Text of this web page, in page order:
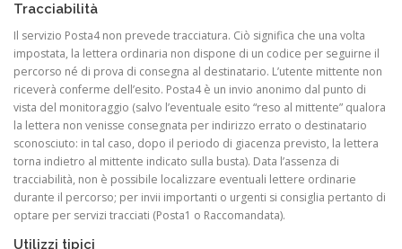
Tracciabilità
Il servizio Posta4 non prevede tracciatura. Ciò significa che una volta
impostata, la lettera ordinaria non dispone di un codice per seguirne il
percorso né di prova di consegna al destinatario. L’utente mittente non
riceverà conferme dell’esito. Posta4 è un invio anonimo dal punto di
vista del monitoraggio (salvo l’eventuale esito “reso al mittente” qualora
la lettera non venisse consegnata per indirizzo errato o destinatario
sconosciuto: in tal caso, dopo il periodo di giacenza previsto, la lettera
torna indietro al mittente indicato sulla busta). Data l’assenza di
tracciabilità, non è possibile localizzare eventuali lettere ordinarie
durante il percorso; per invii importanti o urgenti si consiglia pertanto di
optare per servizi tracciati (Posta1 o Raccomandata).
Utilizzi tipici